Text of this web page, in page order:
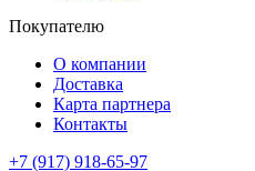
Покупателю
О компании
Доставка
Карта партнера
Контакты
+7 (917) 918-65-97